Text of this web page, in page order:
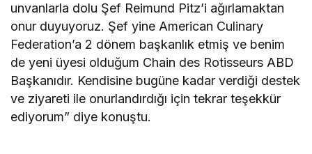
unvanlarla dolu Şef Reimund Pitz’i ağırlamaktan
onur duyuyoruz. Şef yine American Culinary
Federation’a 2 dönem başkanlık etmiş ve benim
de yeni üyesi olduğum Chain des Rotisseurs ABD
Başkanıdır. Kendisine bugüne kadar verdiği destek
ve ziyareti ile onurlandırdığı için tekrar teşekkür
ediyorum” diye konuştu.